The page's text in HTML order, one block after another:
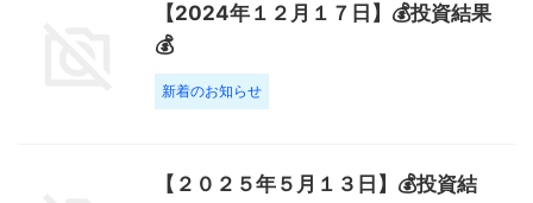
【2024年１２月１７日】💰投資結果
💰
新着のお知らせ
【２０２５年５月１３日】💰投資結